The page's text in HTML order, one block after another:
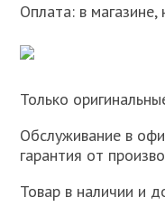
Оплата: в
Только
Обслуживание в
гарантия от
Товар в наличии и